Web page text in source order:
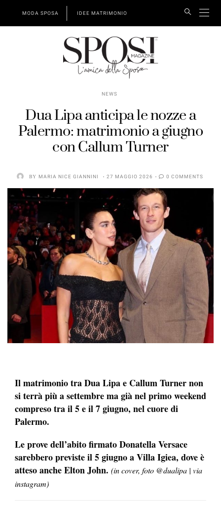
MODA SPOSA IDEE MATRIMONIO
NEWS
Dua Lipa anticipa le nozze a
Palermo: matrimonio a giugno
con Callum Turner
BY MARIA NICE GIANNINI 27 MAGGIO 2026 0 COMMENTS
Il matrimonio tra Dua Lipa e Callum Turner non
si terrà più a settembre ma già nel primo weekend
compreso tra il 5 e il 7 giugno, nel cuore di
Palermo.
Le prove dell’abito firmato Donatella Versace
sarebbero previste il 5 giugno a Villa Igiea, dove è
atteso anche Elton John. (in cover, foto @dualipa | via
instagram)